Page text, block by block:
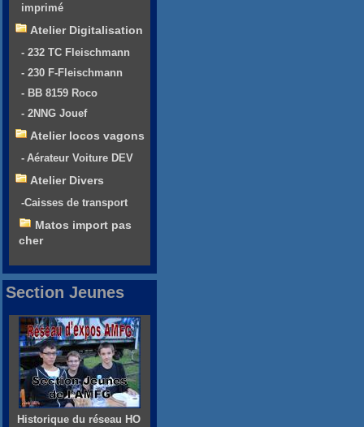
imprimé
Atelier Digitalisation
- 232 TC Fleischmann
- 230 F-Fleischmann
- BB 8159 Roco
- 2NNG Jouef
Atelier locos vagons
- Aérateur Voiture DEV
Atelier Divers
-Caisses de transport
Matos import pas
cher
Section Jeunes
Historique du réseau HO